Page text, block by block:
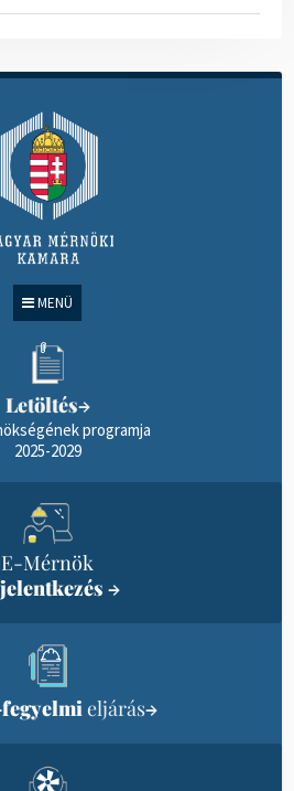
MENÜ
Letöltés→
programja
2025-2029
E-Mérnök
→
eljárás→